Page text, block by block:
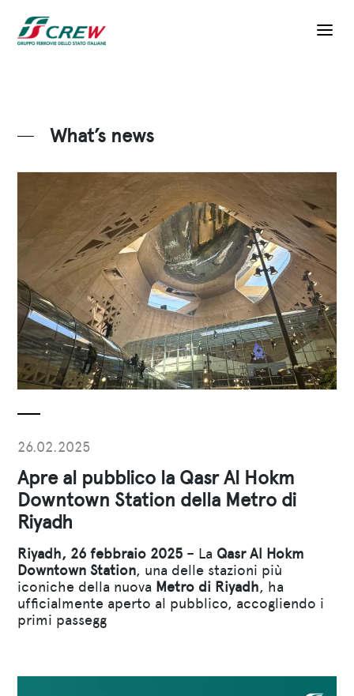
What’s news
26.02.2025
Apre al pubblico la Qasr Al Hokm
Downtown Station della Metro di
Riyadh
Riyadh, 26 febbraio 2025 – La Qasr Al Hokm
Downtown Station, una delle stazioni più
iconiche della nuova Metro di Riyadh, ha
ufficialmente aperto al pubblico, accogliendo i
primi passegg